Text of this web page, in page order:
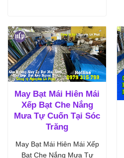
May Bạt Mái Hiên Mái
Xếp Bạt Che Nắng
Mưa Tự Cuốn Tại Sóc
Trăng
May Bạt Mái Hiên Mái Xếp
Bạt Che Nắng Mưa Tự